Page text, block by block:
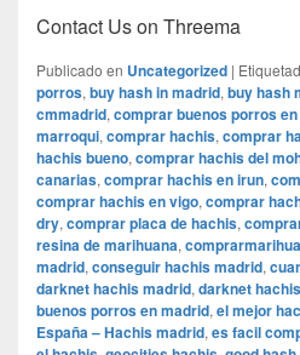
Contact Us on Threema
Publicado en Uncategorized |
porros, buy hash in madrid, buy hash
cmmadrid, comprar buenos porros
marroqui, comprar hachis, comprar
hachis bueno, comprar hachis del
canarias, comprar hachis en irun,
comprar hachis en vigo, comprar
dry, comprar placa de hachis,
resina de marihuana,
madrid, conseguir hachis madrid,
darknet hachis madrid, darknet
buenos porros en madrid, el mejor
España – Hachis madrid, es facil